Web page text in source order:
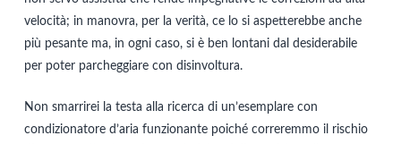
velocità; in manovra, per la verità, ce lo si aspetterebbe anche
più pesante ma, in ogni caso, si è ben lontani dal desiderabile
per poter parcheggiare con disinvoltura.
Non smarrirei la testa alla ricerca di un’esemplare con
condizionatore d’aria funzionante poiché correremmo il rischio